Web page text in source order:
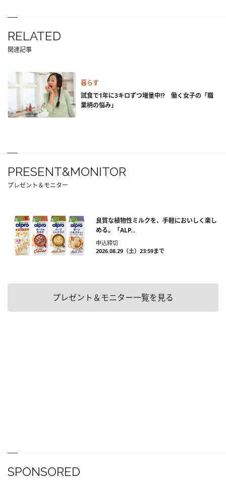
RELATED
関連記事
暮らす
試食で1年に3キロずつ増量中!? 働く女子の「職
業柄の悩み」
PRESENT&MONITOR
プレゼント＆モニター
良質な植物性ミルクを、手軽においしく楽し
める。「ALP...
申込締切
2026.08.29（土）23:59まで
プレゼント＆モニター一覧を見る
SPONSORED